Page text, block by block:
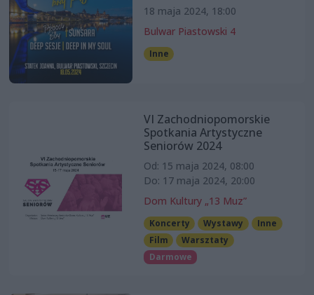
18 maja 2024, 18:00
Bulwar Piastowski 4
Inne
VI Zachodniopomorskie
Spotkania Artystyczne
Seniorów 2024
Od: 15 maja 2024, 08:00
Do: 17 maja 2024, 20:00
Dom Kultury „13 Muz”
Koncerty Wystawy
Inne
Film
Warsztaty
Darmowe